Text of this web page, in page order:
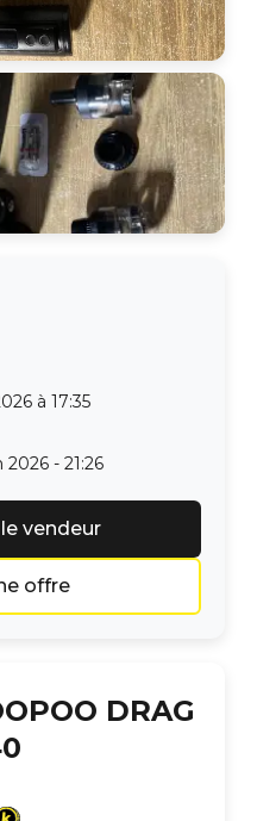
à 17:35
2026 - 21:26
vendeur
offre
DRAG